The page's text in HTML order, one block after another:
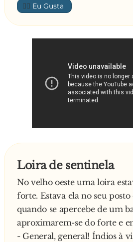
👍🏼
Loira de sentinela
No velho oeste uma loira
forte. Estava ela no seu
quando se apercebe de um
aproximarem-se do forte e
- General, general! Índios à